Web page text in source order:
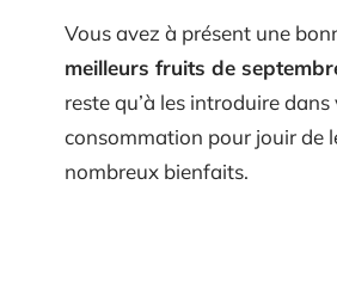
Vous avez à présent une
meilleurs fruits de
reste qu’à les introduire dans
consommation pour jouir de
nombreux bienfaits.